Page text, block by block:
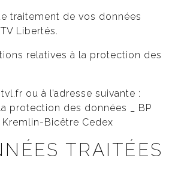
traitement de vos données
Libertés.
relatives à la protection des
ou à l’adresse suivante :
protection des données _ BP
Kremlin-Bicêtre Cedex
TRAITÉES